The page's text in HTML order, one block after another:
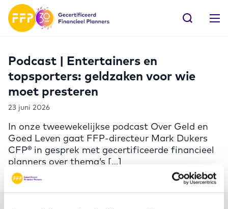
Podcast | Entertainers en
topsporters: geldzaken voor wie
moet presteren
23 juni 2026
In onze tweewekelijkse podcast Over Geld en
Goed Leven gaat FFP-directeur Mark Dukers
CFP® in gesprek met gecertificeerde financieel
planners over thema’s […]